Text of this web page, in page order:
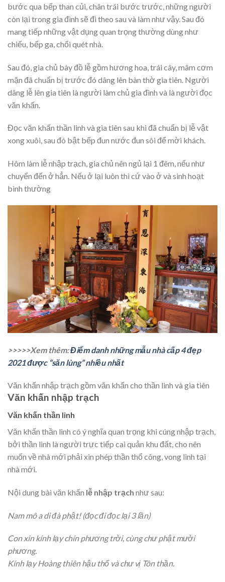
bước qua bếp than củi, chân trái bước trước, những người
còn lại trong gia đình sẽ đi theo sau và làm như vậy. Sau đó
mang tiếp những vật dụng quan trọng thường dùng như
chiếu, bếp ga, chổi quét nhà.
Sau đó, gia chủ bày đồ lễ gồm hương hoa, trái cây, mâm cơm
mặn đã chuẩn bị trước đó dâng lên bàn thờ gia tiên. Người
dâng lễ lên gia tiên là người làm chủ gia đình và là người đọc
văn khấn.
Đọc văn khấn thần linh và gia tiên sau khi đã chuẩn bị lễ vật
xong xuôi, sau đó bật bếp đun nước đun sôi để mời khách.
Hôm làm lễ nhập trạch, gia chủ nên ngủ lại 1 đêm, nếu như
chuyển đến ở hẳn. Nếu ở lại luôn thì cứ vào ở và sinh hoạt
bình thường
>>>>>Xem thêm:Điểm danh những mẫu nhà cấp 4 đẹp
2021 được “săn lùng” nhiều nhất
Văn khấn nhập trạch gồm văn khấn cho thần linh và gia tiên
Văn khấn nhập trạch
Văn khấn thần linh
Văn khấn thần linh có ý nghĩa quan trọng khi cúng nhập trạch,
bởi thần linh là người trực tiếp cai quản khu đất, cho nên
muốn về nhà mới phải xin phép thần thổ công, vong linh tại
nhà mới.
Nội dung bài văn khấn lễ nhập trạch như sau:
Nam mô a di đà phật! (đọc đi đọc lại 3 lần)
Con xin kính lạy chín phương trời, cùng chư phật mười
phương.
Kính lạy Hoàng thiên hậu thổ và chư vị Tôn thần.